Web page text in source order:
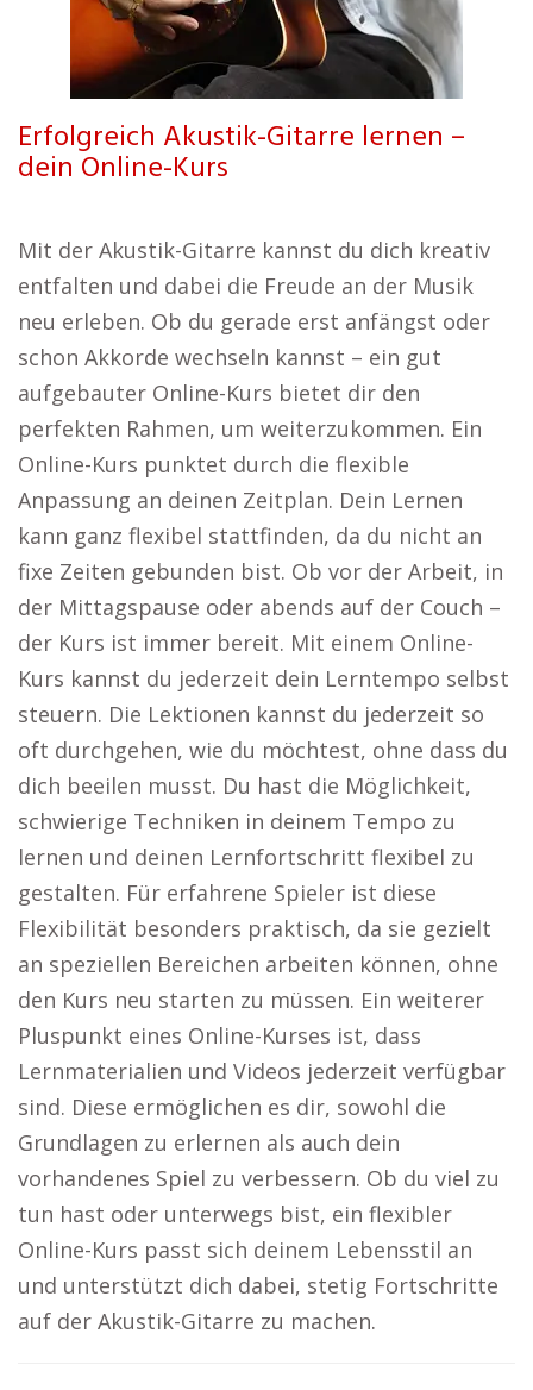
Erfolgreich Akustik-Gitarre lernen –
dein Online-Kurs
Mit der Akustik-Gitarre kannst du dich kreativ
entfalten und dabei die Freude an der Musik
neu erleben. Ob du gerade erst anfängst oder
schon Akkorde wechseln kannst – ein gut
aufgebauter Online-Kurs bietet dir den
perfekten Rahmen, um weiterzukommen. Ein
Online-Kurs punktet durch die flexible
Anpassung an deinen Zeitplan. Dein Lernen
kann ganz flexibel stattfinden, da du nicht an
fixe Zeiten gebunden bist. Ob vor der Arbeit, in
der Mittagspause oder abends auf der Couch –
der Kurs ist immer bereit. Mit einem Online-
Kurs kannst du jederzeit dein Lerntempo selbst
steuern. Die Lektionen kannst du jederzeit so
oft durchgehen, wie du möchtest, ohne dass du
dich beeilen musst. Du hast die Möglichkeit,
schwierige Techniken in deinem Tempo zu
lernen und deinen Lernfortschritt flexibel zu
gestalten. Für erfahrene Spieler ist diese
Flexibilität besonders praktisch, da sie gezielt
an speziellen Bereichen arbeiten können, ohne
den Kurs neu starten zu müssen. Ein weiterer
Pluspunkt eines Online-Kurses ist, dass
Lernmaterialien und Videos jederzeit verfügbar
sind. Diese ermöglichen es dir, sowohl die
Grundlagen zu erlernen als auch dein
vorhandenes Spiel zu verbessern. Ob du viel zu
tun hast oder unterwegs bist, ein flexibler
Online-Kurs passt sich deinem Lebensstil an
und unterstützt dich dabei, stetig Fortschritte
auf der Akustik-Gitarre zu machen.